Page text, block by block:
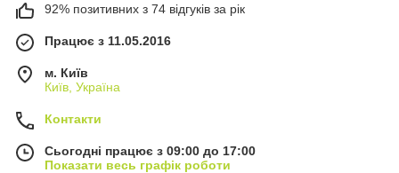
92% позитивних з 74 відгуків за рік
Працює з 11.05.2016
м. Київ
Київ, Україна
Контакти
Сьогодні працює з 09:00 до 17:00
Показати весь графік роботи